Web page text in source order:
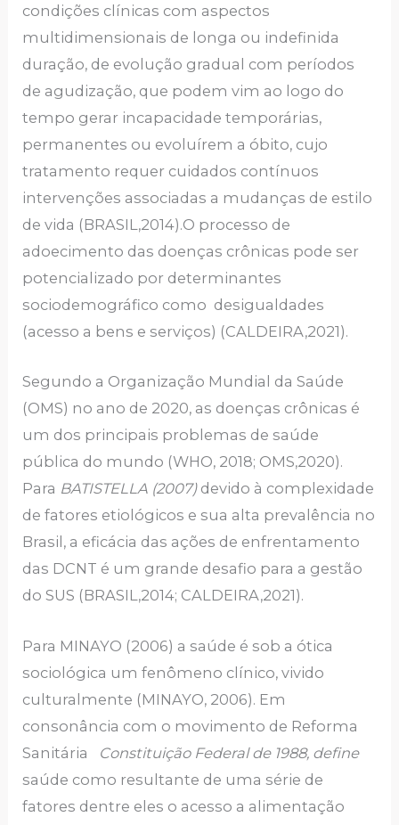
condições clínicas com aspectos
multidimensionais de longa ou indefinida
duração, de evolução gradual com períodos
de agudização, que podem vim ao logo do
tempo gerar incapacidade temporárias,
permanentes ou evoluírem a óbito, cujo
tratamento requer cuidados contínuos
intervenções associadas a mudanças de estilo
de vida (BRASIL,2014).O processo de
adoecimento das doenças crônicas pode ser
potencializado por determinantes
sociodemográfico como desigualdades
(acesso a bens e serviços) (CALDEIRA,2021).
Segundo a Organização Mundial da Saúde
(OMS) no ano de 2020, as doenças crônicas é
um dos principais problemas de saúde
pública do mundo (WHO, 2018; OMS,2020).
Para BATISTELLA (2007) devido à complexidade
de fatores etiológicos e sua alta prevalência no
Brasil, a eficácia das ações de enfrentamento
das DCNT é um grande desafio para a gestão
do SUS (BRASIL,2014; CALDEIRA,2021).
Para MINAYO (2006) a saúde é sob a ótica
sociológica um fenômeno clínico, vivido
culturalmente (MINAYO, 2006). Em
consonância com o movimento de Reforma
Sanitária Constituição Federal de 1988, define
saúde como resultante de uma série de
fatores dentre eles o acesso a alimentação